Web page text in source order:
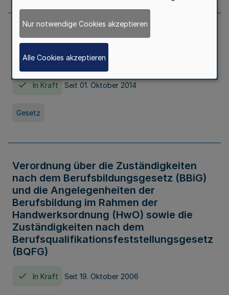
Gesetz über die Hochschulen des Landes
Nordrhein-Westfalen (Hochschulgesetz -
HG)
In Kraft Seit 01. Oktober 2014
Gesetz
Verordnung über die Zuständigkeiten
nach dem Berufsbildungsgesetz (BBiG)
und die Angelegenheiten der
Berufsbildung im Rahmen der
Handwerksordnung (HwO) sowie die
Zuständigkeiten nach dem
Berufsqualifikationsfeststellungsgesetz
(BQFG)
In Kraft Seit 19. Oktober 2006
Nur notwendige Cookies akzeptieren
Alle Cookies akzeptieren